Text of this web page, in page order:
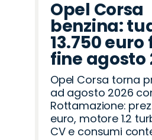
Opel Corsa
benzina:
13.750 euro
fine agosto
Opel Corsa torna
ad agosto 2026
Rottamazione:
euro, motore 1.2
CV e consumi